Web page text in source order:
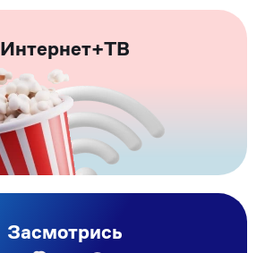
Интернет+ТВ
Засмотрись